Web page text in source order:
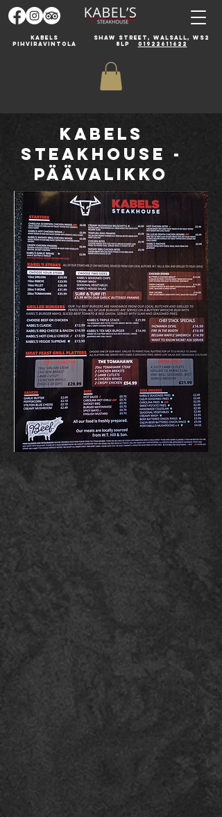
Kabels
pihviravintola
Shaw Street, Walsall, WS2
8LP 01922611622
Kabels
Steakhouse -
päävalikko